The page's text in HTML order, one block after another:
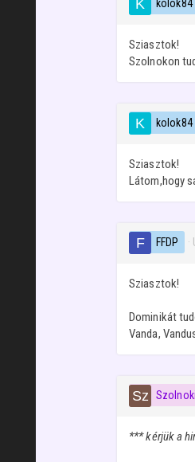
kolok84
Sziasztok!
Szolnokon
kolok84
Sziasztok!
Látom,hogy
FFDP
Sziasztok!
Dominikát
Vanda,
*** kérjük a